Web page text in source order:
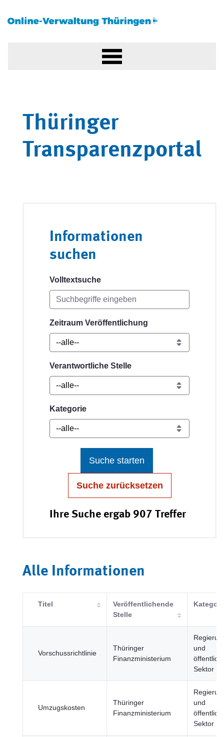
Thüringer
Transparenzportal
Informationen
suchen
Volltextsuche
Zeitraum Veröffentlichung
Verantwortliche Stelle
Kategorie
Suche starten
Suche zurücksetzen
Ihre Suche ergab 907 Treffer
Alle Informationen
Titel
Veröffentlichende
Stelle
Vorschussrichtlinie
Thüringer
Finanzministerium
und
Sektor
Umzugskosten
Thüringer
Finanzministerium
und
Sektor